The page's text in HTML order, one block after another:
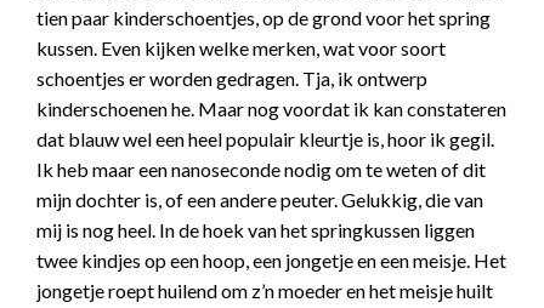
tien paar kinderschoentjes, op de grond voor het spring
kussen. Even kijken welke merken, wat voor soort
schoentjes er worden gedragen. Tja, ik ontwerp
kinderschoenen he. Maar nog voordat ik kan constateren
dat blauw wel een heel populair kleurtje is, hoor ik gegil.
Ik heb maar een nanoseconde nodig om te weten of dit
mijn dochter is, of een andere peuter. Gelukkig, die van
mij is nog heel. In de hoek van het springkussen liggen
twee kindjes op een hoop, een jongetje en een meisje. Het
jongetje roept huilend om z’n moeder en het meisje huilt